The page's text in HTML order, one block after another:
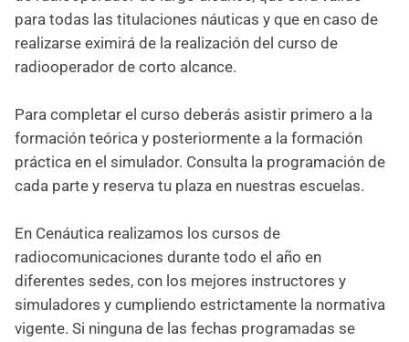
para todas las titulaciones náuticas y que en caso de
realizarse eximirá de la realización del curso de
radiooperador de corto alcance.
Para completar el curso deberás asistir primero a la
formación teórica y posteriormente a la formación
práctica en el simulador. Consulta la programación de
cada parte y reserva tu plaza en nuestras escuelas.
En Cenáutica realizamos los cursos de
radiocomunicaciones durante todo el año en
diferentes sedes, con los mejores instructores y
simuladores y cumpliendo estrictamente la normativa
vigente. Si ninguna de las fechas programadas se